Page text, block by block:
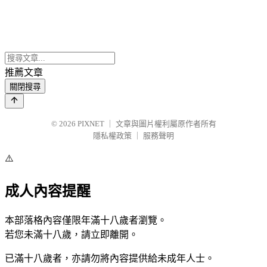
推薦文章
關閉搜尋
© 2026 PIXNET
文章與圖片權利屬原作者所有
隱私權政策
服務聲明
⚠️
成人內容提醒
本部落格內容僅限年滿十八歲者瀏覽。
若您未滿十八歲，請立即離開。
已滿十八歲者，亦請勿將內容提供給未成年人士。